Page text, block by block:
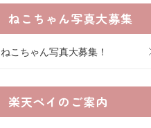
ねこちゃん写真大募集
ねこちゃん写真大募集！
楽天ペイのご案内